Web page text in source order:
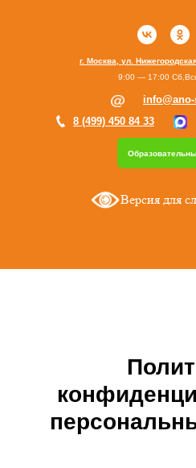
г. Москва, ул.
8 (499) 450 84 33
9:00 — 17:00
Версия для